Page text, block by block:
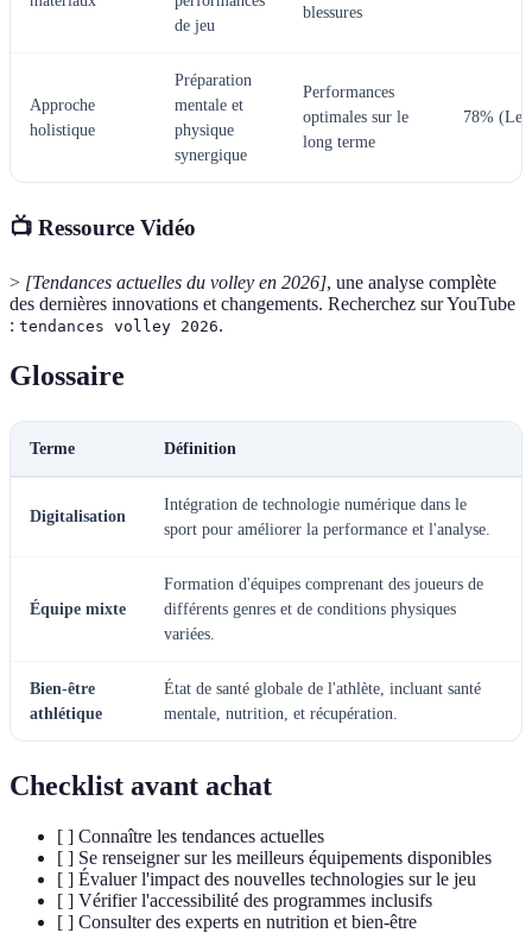
de jeu
blessures
Approche
holistique
Préparation
mentale et
physique
synergique
Performances
optimales sur le
long terme
78%
📺 Ressource Vidéo
> [Tendances actuelles du volley en 2026], une analyse complète
des dernières innovations et changements. Recherchez sur YouTube
: tendances volley 2026.
Glossaire
Terme Définition
Digitalisation
Intégration de technologie numérique dans le
sport pour améliorer la performance et l'analyse.
Équipe mixte
Formation d'équipes comprenant des joueurs de
différents genres et de conditions physiques
variées.
Bien-être
athlétique
État de santé globale de l'athlète, incluant santé
mentale, nutrition, et récupération.
Checklist avant achat
[ ] Connaître les tendances actuelles
[ ] Se renseigner sur les meilleurs équipements disponibles
[ ] Évaluer l'impact des nouvelles technologies sur le jeu
[ ] Vérifier l'accessibilité des programmes inclusifs
[ ] Consulter des experts en nutrition et bien-être